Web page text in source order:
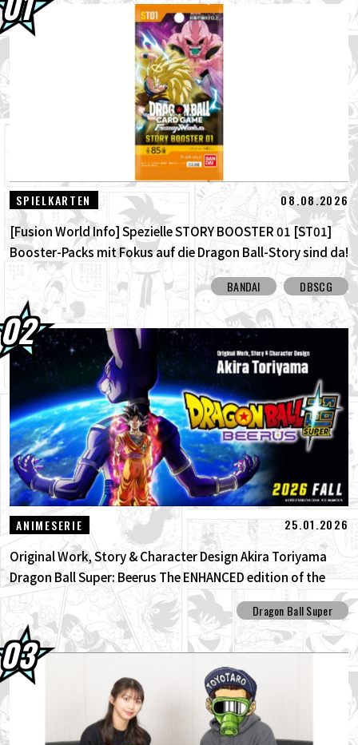
01.08.2026
Dragon Ball Super Divers Battle of Saiyans
Advance Packs jetzt im Angebot!
30.07.2026
DRAGON BALL: Funkelnd! ZEROs neuer,
bahnbrechender NEO- DLC ist da! Sieh...
30.07.2026
[Interview mit Hironobu Kageyama!]
DRAGON BALL: Sparking! Der Titel...
SPIELKARTEN 08.08.2026
[Fusion World Info] Spezielle STORY BOOSTER 01 [ST01]
Booster-Packs mit Fokus auf die Dragon Ball-Story sind da!
Hier sind alle alternativen Karten!
BANDAI DBSCG
ANIMESERIE 25.01.2026
Original Work, Story & Character Design Akira Toriyama
Dragon Ball Super: Beerus The ENHANCED edition of the
anime Dragon Ball Super begins anew!
Dragon Ball Super